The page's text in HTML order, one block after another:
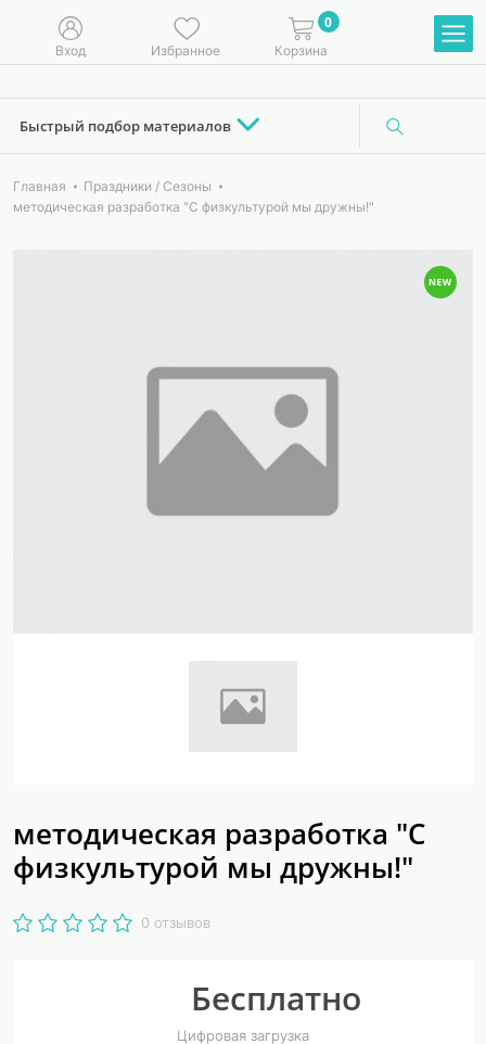
Вход Избранное
0
Корзина
Быстрый подбор материалов
Главная
Праздники / Сезоны
методическая разработка "С физкультурой мы дружны!"
методическая разработка "С
физкультурой мы дружны!"
0 отзывов
Бесплатно
Цифровая загрузка